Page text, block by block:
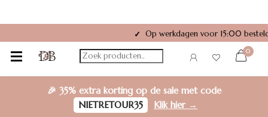
✓ Op werkdagen voor 15:00
0
🎉 35% extra kortingop de sale met code
NIETRETOUR35
Klik hier →